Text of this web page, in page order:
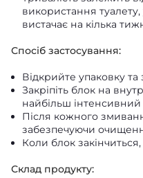
використання
вистачає на кілька
Спосіб застосування:
Відкрийте упаковку та
Закріпіть блок на
найбільш інтенсивний
Після кожного
забезпечуючи
Коли блок
Склад продукту: